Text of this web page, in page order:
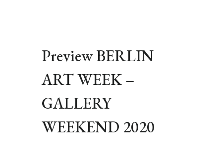
Preview BERLIN
ART WEEK –
GALLERY
WEEKEND 2020